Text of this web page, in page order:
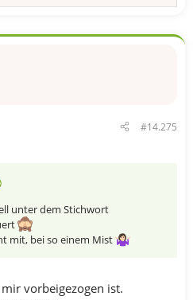
#14.275
unter dem Stichwort
mit, bei so einem Mist
vorbeigezogen ist.